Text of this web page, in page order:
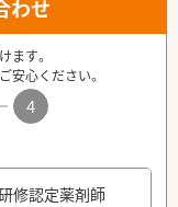
わせ
ます。
安心ください。
4
修認定薬剤師